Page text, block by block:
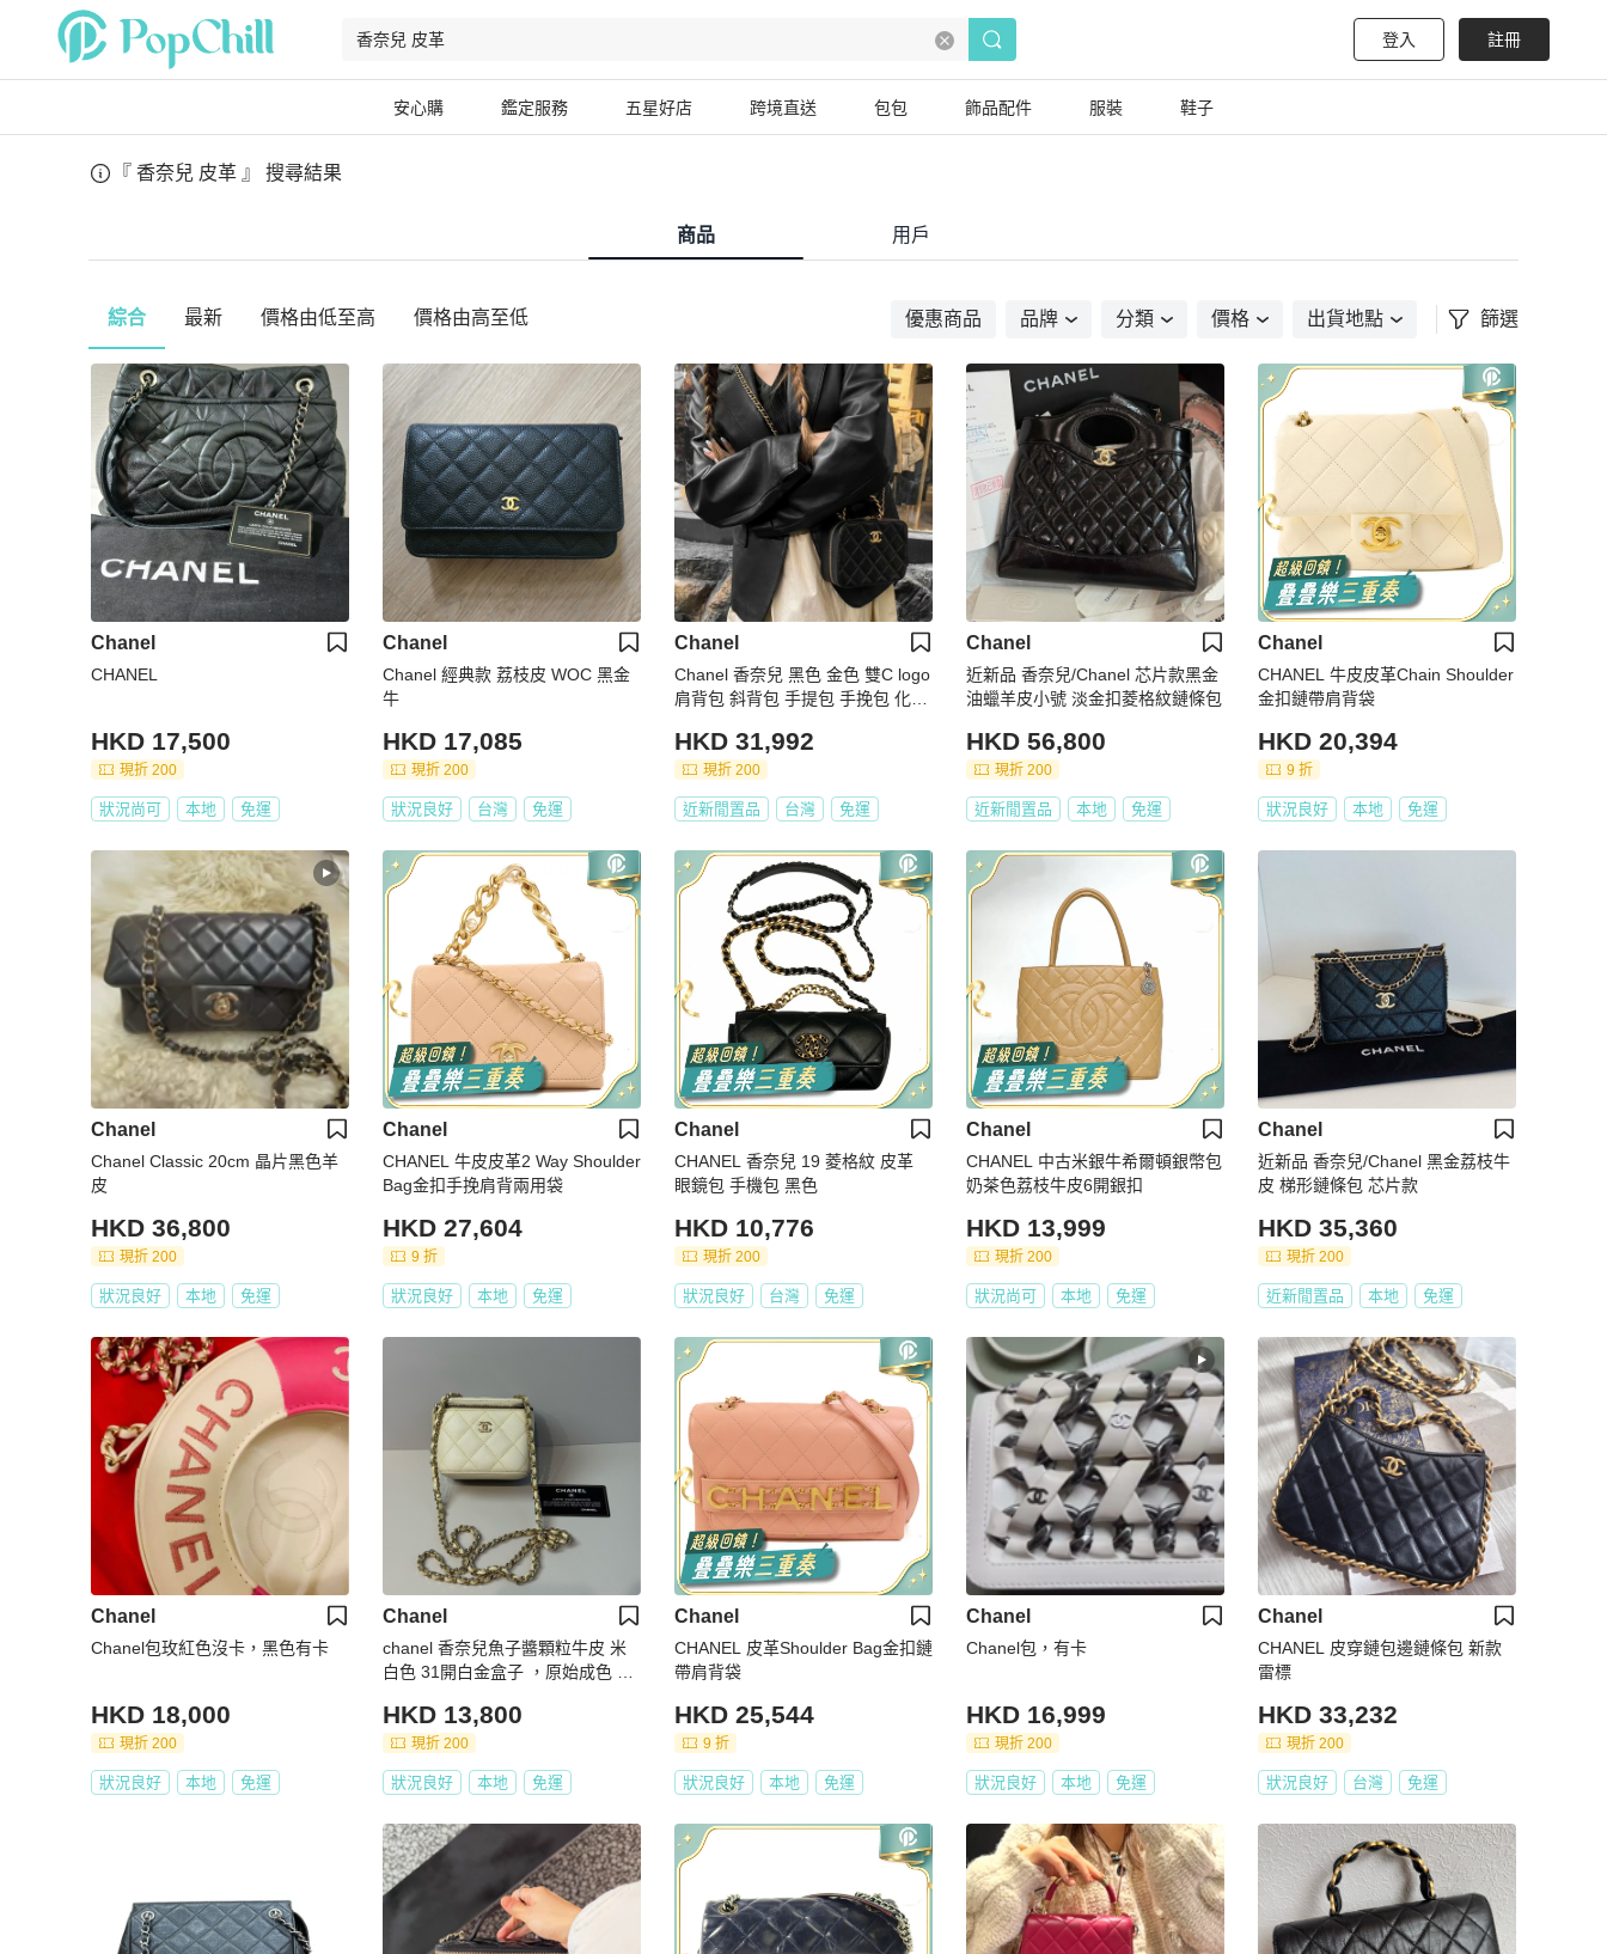
登入 註冊
安心購 鑑定服務 五星好店 跨境直送 包包 飾品配件 服裝 鞋子
『 香奈兒 皮革 』 搜尋結果
商品 用戶
綜合 最新 價格由低至高 價格由高至低 優惠商品 品牌 分類 價格 出貨地點 篩選
Chanel
CHANEL
HKD 17,500
現折 200
狀況尚可 本地 免運
Chanel
Chanel 經典款 荔枝皮 WOC 黑金
牛
HKD 17,085
現折 200
狀況良好 台灣 免運
Chanel
Chanel 香奈兒 黑色 金色 雙C logo
肩背包 斜背包 手提包 手挽包 化妝
HKD 31,992
現折 200
近新閒置品 台灣 免運
Chanel
近新品 香奈兒/Chanel 芯片款黑金
油蠟羊皮小號 淡金扣菱格紋鏈條包
HKD 56,800
現折 200
近新閒置品 本地 免運
Chanel
CHANEL 牛皮皮革Chain Shoulder
金扣鏈帶肩背袋
HKD 20,394
9 折
狀況良好 本地 免運
Chanel
Chanel Classic 20cm 晶片黑色羊
皮
HKD 36,800
現折 200
狀況良好 本地 免運
Chanel
CHANEL 牛皮皮革2 Way Shoulder
Bag金扣手挽肩背兩用袋
HKD 27,604
9 折
狀況良好 本地 免運
Chanel
CHANEL 香奈兒 19 菱格紋 皮革
眼鏡包 手機包 黑色
HKD 10,776
現折 200
狀況良好 台灣 免運
Chanel
CHANEL 中古米銀牛希爾頓銀幣包
奶茶色荔枝牛皮6開銀扣
HKD 13,999
現折 200
狀況尚可 本地 免運
Chanel
近新品 香奈兒/Chanel 黑金荔枝牛
皮 梯形鏈條包 芯片款
HKD 35,360
現折 200
近新閒置品 本地 免運
Chanel
Chanel包玫紅色沒卡，黑色有卡
HKD 18,000
現折 200
狀況良好 本地 免運
Chanel
chanel 香奈兒魚子醬顆粒牛皮 米
白色 31開白金盒子 ，原始成色 有
HKD 13,800
現折 200
狀況良好 本地 免運
Chanel
CHANEL 皮革Shoulder Bag金扣鏈
帶肩背袋
HKD 25,544
9 折
狀況良好 本地 免運
Chanel
Chanel包，有卡
HKD 16,999
現折 200
狀況良好 本地 免運
Chanel
CHANEL 皮穿鏈包邊鏈條包 新款
雷標
HKD 33,232
現折 200
狀況良好 台灣 免運